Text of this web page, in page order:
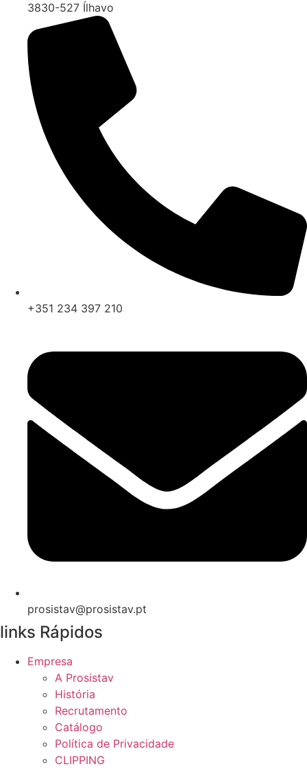
3830-527 Ílhavo
+351 234 397 210
prosistav@prosistav.pt
links Rápidos
Empresa
A Prosistav
História
Recrutamento
Catálogo
Política de Privacidade
CLIPPING